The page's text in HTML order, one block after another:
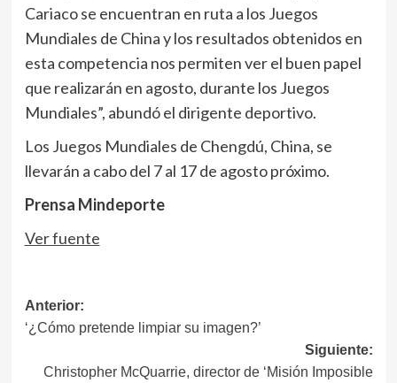
Cariaco se encuentran en ruta a los Juegos
Mundiales de China y los resultados obtenidos en
esta competencia nos permiten ver el buen papel
que realizarán en agosto, durante los Juegos
Mundiales”, abundó el dirigente deportivo.
Los Juegos Mundiales de Chengdú, China, se
llevarán a cabo del 7 al 17 de agosto próximo.
Prensa Mindeporte
Ver fuente
Navegación
de
entradas
Anterior:
‘¿Cómo pretende limpiar su imagen?’
Siguiente:
Christopher McQuarrie, director de ‘Misión Imposible